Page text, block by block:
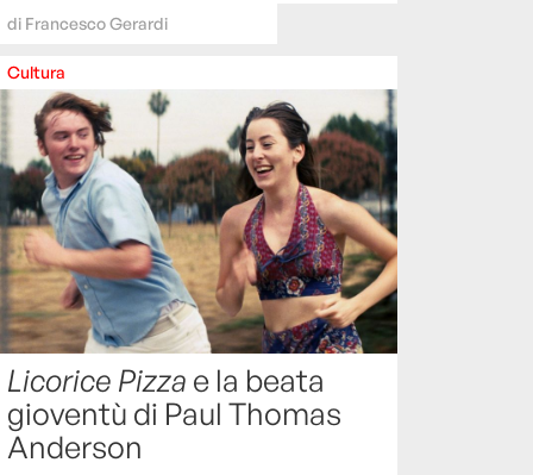
di Francesco Gerardi
Cultura
Licorice Pizza e la beata
gioventù di Paul Thomas
Anderson